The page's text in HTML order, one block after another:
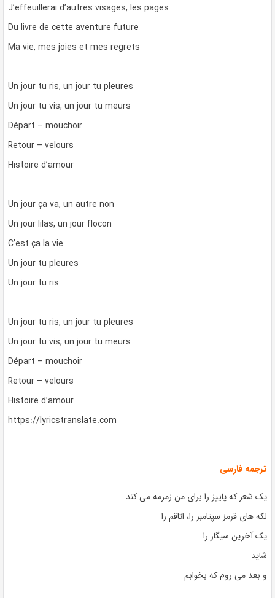
J’effeuillerai d’autres visages, les pages
Du livre de cette aventure future
Ma vie, mes joies et mes regrets
Un jour tu ris, un jour tu pleures
Un jour tu vis, un jour tu meurs
Départ – mouchoir
Retour – velours
Histoire d’amour
Un jour ça va, un autre non
Un jour lilas, un jour flocon
C’est ça la vie
Un jour tu pleures
Un jour tu ris
Un jour tu ris, un jour tu pleures
Un jour tu vis, un jour tu meurs
Départ – mouchoir
Retour – velours
Histoire d’amour
https://lyricstranslate.com
ترجمه فارسی
یک شعر که پاییز را برای من زمزمه می کند
لکه های قرمز سپتامبر را، اتاقم را
یک آخرین سیگار را
شاید
و بعد می روم که بخوابم